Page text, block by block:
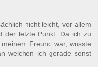
nicht leicht, vor allem
der letzte Punkt. Da ich zu
Freund war, wusste
welchen ich gerade sonst